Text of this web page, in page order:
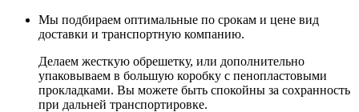
Мы подбираем оптимальные по срокам и цене вид
доставки и транспортную компанию.
Делаем жесткую обрешетку, или дополнительно
упаковываем в большую коробку с пенопластовыми
прокладками. Вы можете быть спокойны за сохранность
при дальней транспортировке.